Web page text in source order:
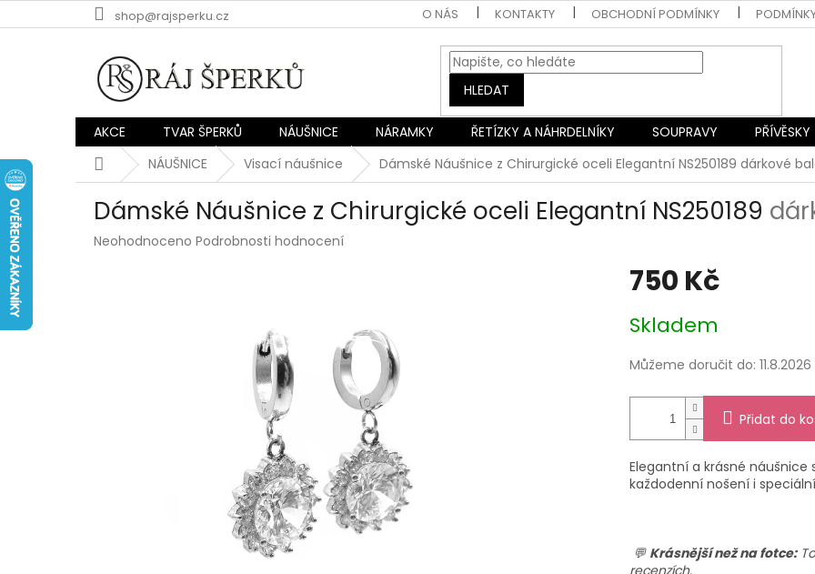
na
shop@rajsperku.cz O NÁS KONTAKTY OBCHODNÍ PODMÍNKY
HLEDAT
AKCE TVAR ŠPERKŮ NÁUŠNICE NÁRAMKY ŘETÍZKY A NÁHRDELNÍKY SOUPRAVY PŘÍVĚSKY
DomůNÁUŠNICE Visací náušnice Dámské Náušnice z Chirurgické oceli Elegantní NS250189 dárkové
Dámské Náušnice z Chirurgické oceli Elegantní NS250189
Průměrné
Neohodnoceno Podrobnosti hodnocení
750 Kč
cena:
Skladem
Můžeme doručit do: 11.8.2026
Přidat do
Elegantní a krásné náušnice
každodenní nošení i
💬 Krásnější než na fotce: